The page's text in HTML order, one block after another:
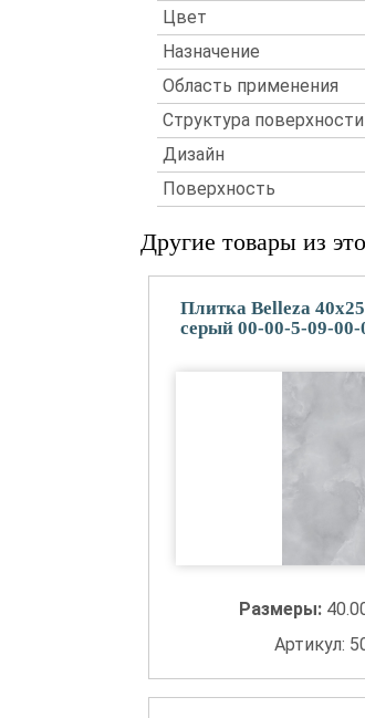
Цвет
Назначение
Область применения
Структура поверхности
Дизайн
Поверхность
Другие товары из
Плитка Belleza
серый 00-00-5-09-
Размеры:
Артикул: